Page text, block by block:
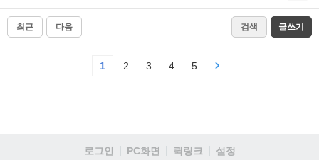
최근 다음 검색 글쓰기
1 2 3 4 5
로그인 PC화면 퀵링크
설정